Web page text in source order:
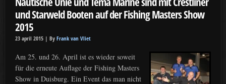
und Starweld Booten auf der Fishing Masters Show
2015
23 april 2015 | By Frank van Vliet
Am 25. und 26. April ist es wieder soweit
für die erneute Auflage der Fishing Masters
Show in Duisburg. Ein Event das man nicht